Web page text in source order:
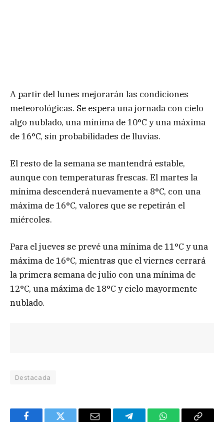
A partir del lunes mejorarán las condiciones
meteorológicas. Se espera una jornada con cielo
algo nublado, una mínima de 10°C y una máxima
de 16°C, sin probabilidades de lluvias.
El resto de la semana se mantendrá estable,
aunque con temperaturas frescas. El martes la
mínima descenderá nuevamente a 8°C, con una
máxima de 16°C, valores que se repetirán el
miércoles.
Para el jueves se prevé una mínima de 11°C y una
máxima de 16°C, mientras que el viernes cerrará
la primera semana de julio con una mínima de
12°C, una máxima de 18°C y cielo mayormente
nublado.
Destacada